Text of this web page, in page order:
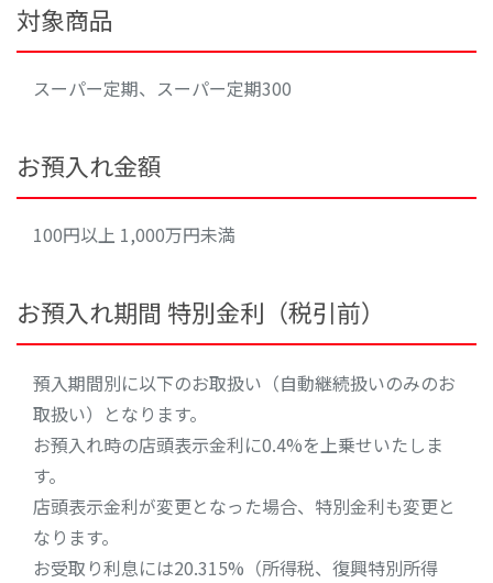
対象商品
スーパー定期、スーパー定期300
お預入れ金額
100円以上 1,000万円未満
お預入れ期間 特別金利（税引前）
預入期間別に以下のお取扱い（自動継続扱いのみのお
取扱い）となります。
お預入れ時の店頭表示金利に0.4%を上乗せいたしま
す。
店頭表示金利が変更となった場合、特別金利も変更と
なります。
お受取り利息には20.315%（所得税、復興特別所得